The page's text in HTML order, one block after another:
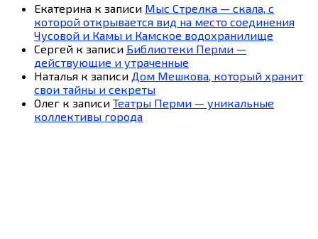
Екатерина к записи Мыс Стрелка — скала, с
которой открывается вид на место соединения
Чусовой и Камы и Камское водохранилище
Сергей к записи Библиотеки Перми —
действующие и утраченные
Наталья к записи Дом Мешкова, который хранит
свои тайны и секреты
Олег к записи Театры Перми — уникальные
коллективы города